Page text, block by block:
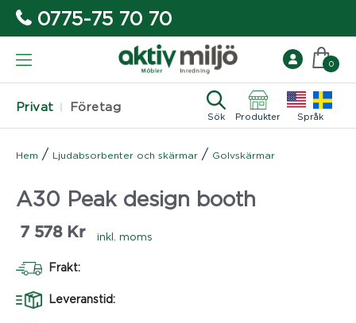
0775-75 70 70
Privat Företag
Sök Produkter Språk
0
Hem / Ljudabsorbenter och skärmar / Golvskärmar
A30 Peak design booth
7 578 Kr inkl. moms
Frakt:
Leveranstid: